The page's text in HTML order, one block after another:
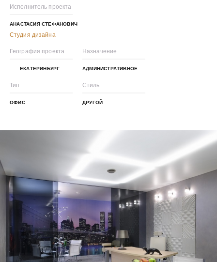
Исполнитель проекта
АНАСТАСИЯ СТЕФАНОВИЧ
Студия дизайна
География проекта
ЕКАТЕРИНБУРГ
Назначение
АДМИНИСТРАТИВНОЕ
Тип
ОФИС
Стиль
ДРУГОЙ